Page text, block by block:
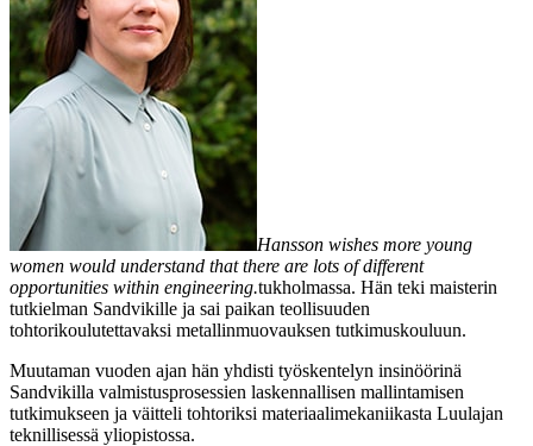
Hansson wishes more young
women would understand that there are lots of different
opportunities within engineering.tukholmassa. Hän teki maisterin
tutkielman Sandvikille ja sai paikan teollisuuden
tohtorikoulutettavaksi metallinmuovauksen tutkimuskouluun.
Muutaman vuoden ajan hän yhdisti työskentelyn insinöörinä
Sandvikilla valmistusprosessien laskennallisen mallintamisen
tutkimukseen ja väitteli tohtoriksi materiaalimekaniikasta Luulajan
teknillisessä yliopistossa.